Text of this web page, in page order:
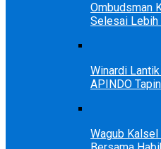
Ombudsman
Selesai Lebih
Winardi
APINDO Tapin
Wagub